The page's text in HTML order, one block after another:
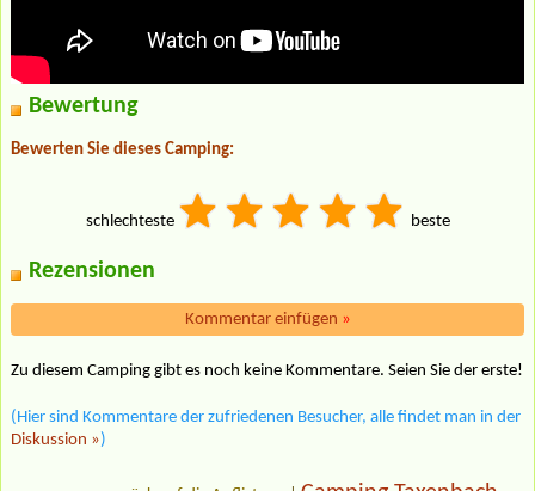
Bewertung
Bewerten Sie dieses Camping:
schlechteste beste
Rezensionen
Kommentar einfügen »
Zu diesem Camping gibt es noch keine Kommentare. Seien Sie der erste!
(Hier sind Kommentare der zufriedenen Besucher, alle findet man in der
Diskussion »)